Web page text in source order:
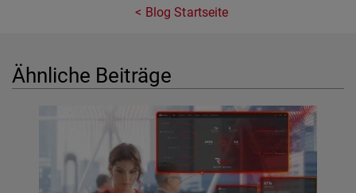
Blog Startseite
Ähnliche Beiträge